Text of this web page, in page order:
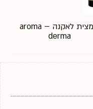
תמצית לאקנה – aroma
derma